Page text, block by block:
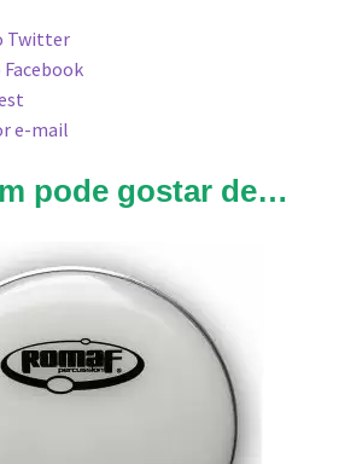
Twitter
e-mail
pode gostar de…